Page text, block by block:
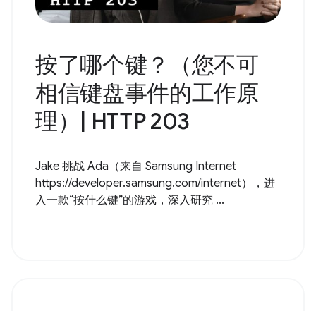
按了哪个键？（您不可
相信键盘事件的工作原
理）| HTTP 203
Jake 挑战 Ada（来自 Samsung Internet
https://developer.samsung.com/internet），进
入一款“按什么键”的游戏，深入研究 ...